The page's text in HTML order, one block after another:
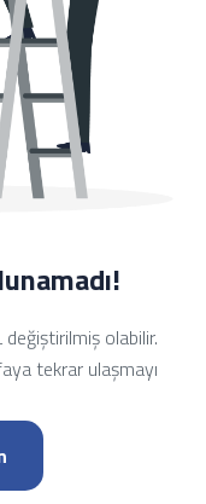
değiştirilmiş olabilir.
tekrar ulaşmayı